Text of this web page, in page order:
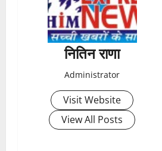
नितिन राणा
Administrator
Visit Website
View All Posts